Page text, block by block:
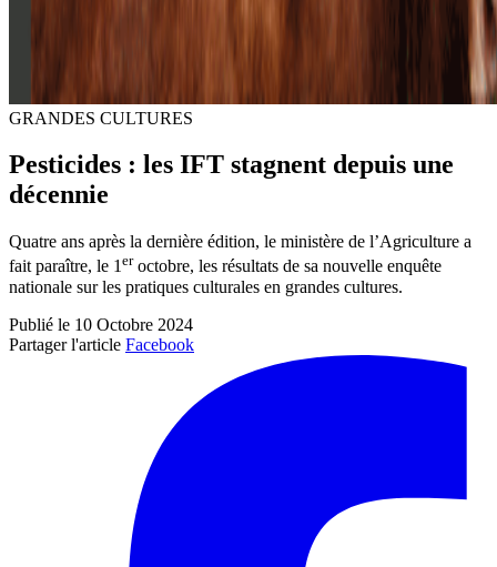
GRANDES CULTURES
Pesticides : les IFT stagnent depuis une
décennie
Quatre ans après la dernière édition, le ministère de l’Agriculture a
fait paraître, le 1eroctobre, les résultats de sa nouvelle enquête
nationale sur les pratiques culturales en grandes cultures.
Publié le 10 Octobre 2024
Partager l'article Facebook